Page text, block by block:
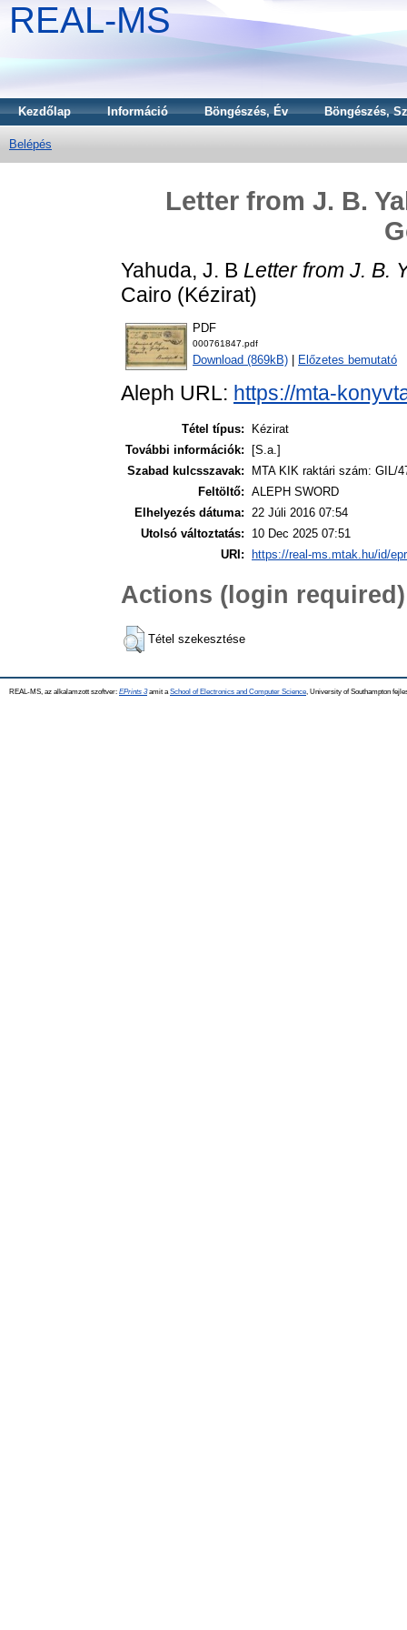
REAL-MS
Kezdőlap Információ Böngészés, Év Böngészés,
Belépés
Letter from J. B.
Yahuda, J. B Letter from J. B.
Cairo (Kézirat)
PDF
000761847.pdf
Download (869kB) Előzetes bemutató
Aleph URL: https://mta-
Tétel típus:
Kézirat
További információk:
[S.a.]
Szabad kulcsszavak:
MTA KIK raktári szám: GIL/
Feltöltő: ALEPH SWORD
Elhelyezés dátuma: 22 Júli 2016 07:54
Utolsó változtatás:
10 Dec 2025 07:51
URI:
https://real-ms.mtak.hu/id/
Actions (login required)
Tétel szekesztése
REAL-MS, az alkalamzott szoftver: EPrints 3amit a School of Electronics and Computer Science , University of Southampton